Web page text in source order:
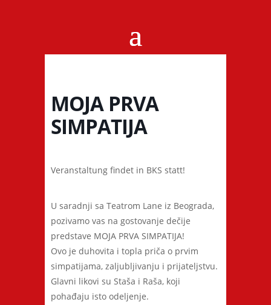
MOJA PRVA
SIMPATIJA
Veranstaltung findet in BKS statt!
U saradnji sa Teatrom Lane iz Beograda,
pozivamo vas na gostovanje dečije
predstave MOJA PRVA SIMPATIJA!
Ovo je duhovita i topla priča o prvim
simpatijama, zaljubljivanju i prijateljstvu.
Glavni likovi su Staša i Raša, koji
pohađaju isto odeljenje.